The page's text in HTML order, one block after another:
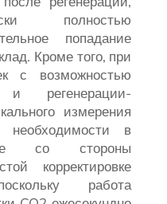
полностью
попадание
Кроме того, при
с возможностью
и регенерации-
измерения
в
со стороны
корректировке
работа